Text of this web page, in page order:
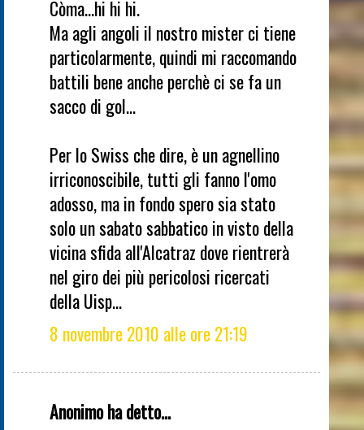
Còma...hi hi hi.
Ma agli angoli il nostro mister ci tiene
particolarmente, quindi mi raccomando
battili bene anche perchè ci se fa un
sacco di gol...
Per lo Swiss che dire, è un agnellino
irriconoscibile, tutti gli fanno l'omo
adosso, ma in fondo spero sia stato
solo un sabato sabbatico in visto della
vicina sfida all'Alcatraz dove rientrerà
nel giro dei più pericolosi ricercati
della Uisp...
8 novembre 2010 alle ore 21:19
Anonimo ha detto...